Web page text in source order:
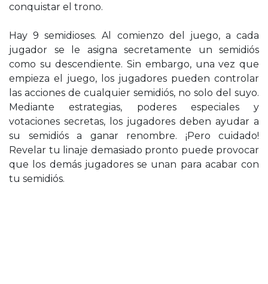
conquistar el trono.
Hay 9 semidioses. Al comienzo del juego, a cada
jugador se le asigna secretamente un semidiós
como su descendiente. Sin embargo, una vez que
empieza el juego, los jugadores pueden controlar
las acciones de cualquier semidiós, no solo del suyo.
Mediante estrategias, poderes especiales y
votaciones secretas, los jugadores deben ayudar a
su semidiós a ganar renombre. ¡Pero cuidado!
Revelar tu linaje demasiado pronto puede provocar
que los demás jugadores se unan para acabar con
tu semidiós.